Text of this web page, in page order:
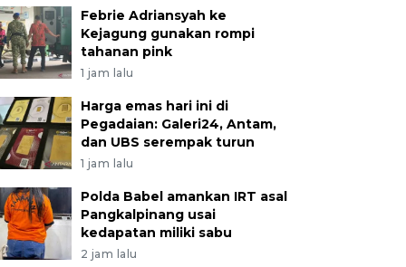
Febrie Adriansyah ke
Kejagung gunakan rompi
tahanan pink
1 jam lalu
Harga emas hari ini di
Pegadaian: Galeri24, Antam,
dan UBS serempak turun
1 jam lalu
Polda Babel amankan IRT asal
Pangkalpinang usai
kedapatan miliki sabu
2 jam lalu